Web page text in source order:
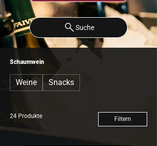
Suche
Schaumwein
Weine Snacks
24 Produkte Filtern